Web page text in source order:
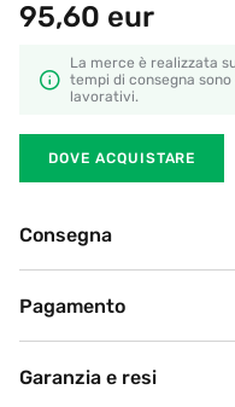
95,60 eur
La merce è realizzata
tempi di consegna sono
lavorativi.
DOVE ACQUISTARE
Consegna
Gratuito
BRT, DHL, Poste Italiane
Secondo le tariffe del
Pagamento
(bonifico bancario,
Garanzia e resi